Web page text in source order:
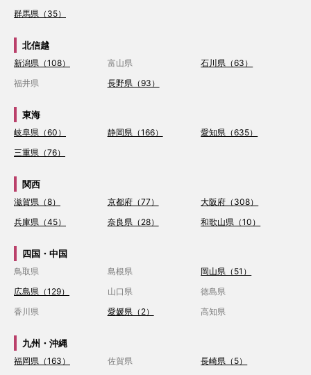
群馬県（35）
北信越
新潟県（108） 富山県
石川県（63）
福井県
長野県（93）
東海
岐阜県（60） 静岡県（166）
愛知県（635）
三重県（76）
関西
滋賀県（8） 京都府（77）
大阪府（308）
兵庫県（45）
奈良県（28） 和歌山県（10）
四国・中国
鳥取県 島根県
岡山県（51）
広島県（129）
山口県
徳島県
香川県
愛媛県（2） 高知県
九州・沖縄
福岡県（163） 佐賀県
長崎県（5）